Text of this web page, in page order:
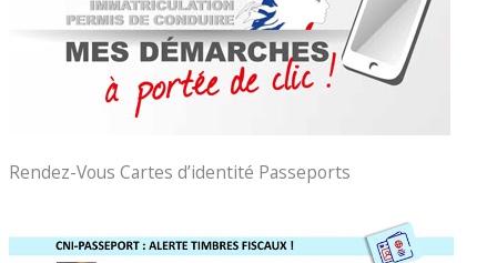
Rendez-Vous Cartes d’identité Passeports